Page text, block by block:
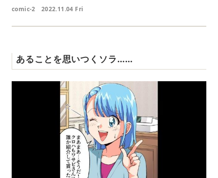
comic-2 2022.11.04 Fri
あることを思いつくソラ……